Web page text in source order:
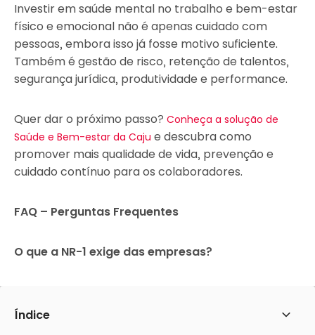
Investir em saúde mental no trabalho e bem-estar
físico e emocional não é apenas cuidado com
pessoas, embora isso já fosse motivo suficiente.
Também é gestão de risco, retenção de talentos,
segurança jurídica, produtividade e performance.
Quer dar o próximo passo? Conheça a solução de
Saúde e Bem-estar da Caju e descubra como
promover mais qualidade de vida, prevenção e
cuidado contínuo para os colaboradores.
FAQ – Perguntas Frequentes
O que a NR-1 exige das empresas?
gerenciamento de riscos ocupacionais. Com as
Índice